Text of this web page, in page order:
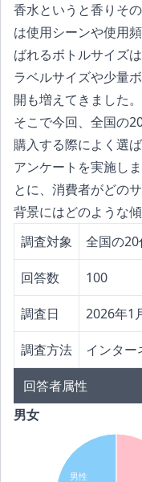
香水というと香りそ
は使用シーンや使用
ばれるボトルサイズ
ラベルサイズや少量
開も増えてきました。
そこで今回、全国の
購入する際によく選
アンケートを実施し
とに、消費者がどの
背景にはどのような
調査対象
全国の
回答数 100
調査日 2026年1
調査方法 インター
回答者属性
男女
男性